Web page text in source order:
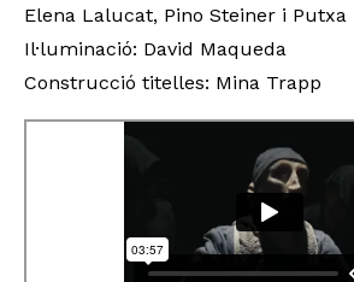
Elena Lalucat, Pino Steiner i Putxa
Il·luminació: David Maqueda
Construcció titelles: Mina Trapp